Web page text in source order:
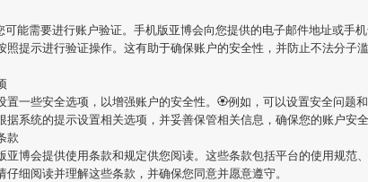
能需要进行账户验证。 手机版亚博会向您提供的电子邮件地址或手
照提示进行验证操作。这有助于确保账户的安全性，并防止不法分子
置一些安全选项，以增强账户的安全性。🏵例如，可以设置安全问题
据系统的提示设置相关选项，并妥善保管相关信息，确保您的账户安全
款
亚博会提供使用条款和规定供您阅读。这些条款包括平台的使用规范
细阅读并理解这些条款，并确保您同意并愿意遵守。